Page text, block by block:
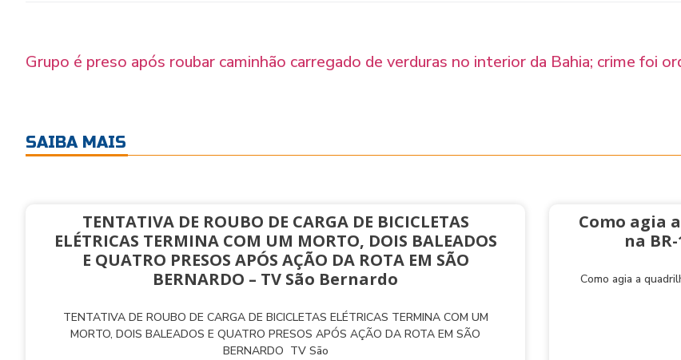
Grupo é preso após roubar caminhão carregado de verduras no interior da Bahia; crime foi
SAIBA MAIS
TENTATIVA DE ROUBO DE CARGA DE BICICLETAS
ELÉTRICAS TERMINA COM UM MORTO, DOIS BALEADOS
E QUATRO PRESOS APÓS AÇÃO DA ROTA EM SÃO
BERNARDO – TV São Bernardo
TENTATIVA DE ROUBO DE CARGA DE BICICLETAS ELÉTRICAS TERMINA COM UM
MORTO, DOIS BALEADOS E QUATRO PRESOS APÓS AÇÃO DA ROTA EM SÃO
BERNARDO TV São
Como agia
na
Como agia a